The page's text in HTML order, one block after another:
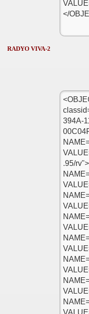
RADYO VIVA-2